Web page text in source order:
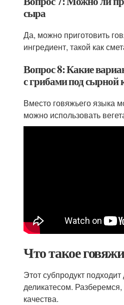
сыра
Да, можно приготовить
ингредиент, такой как
Вопрос 8: Какие
с грибами под сырной
Вместо говяжьего языка
можно использовать
Что такое
Этот субпродукт
деликатесом.
качества.